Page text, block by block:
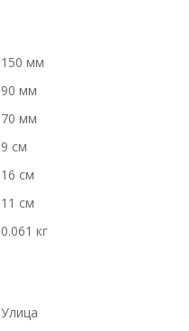
150 мм
90 мм
70 мм
9 см
16 см
11 см
0.061 кг
Улица